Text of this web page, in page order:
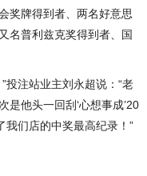
奖牌得到者、两名好意思
名普利兹克奖得到者、国
投注站业主刘永超说：“老
是他头一回刮‘心想事成’20
我们店的中奖最高纪录！”